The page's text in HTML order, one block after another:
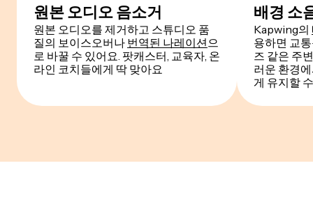
원본 오디오 음소거
원본 오디오를 제거하고 스튜디오 품
질의 보이스오버나 번역된 나레이션으
로 바꿀 수 있어요. 팟캐스터, 교육자, 온
라인 코치들에게 딱 맞아요
배경 소
Kapwing의
용하면 교
즈 같은 주
러운 환경
게 유지할